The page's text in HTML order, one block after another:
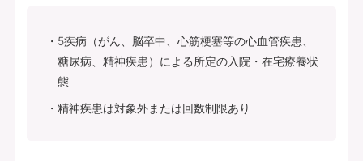
5疾病（がん、脳卒中、心筋梗塞等の心血管疾患、
糖尿病、精神疾患）による所定の入院・在宅療養状
態
精神疾患は対象外または回数制限あり